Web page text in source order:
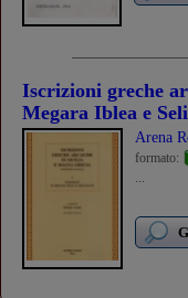
Iscrizioni greche
Megara Iblea e
Arena
formato:
...